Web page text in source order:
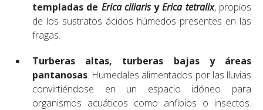
templadas de Erica ciliarisyErica tetralix, propios
de los sustratos ácidos húmedos presentes en las
fragas.
Turberas altas, turberas bajas y áreas
pantanosas. Humedales alimentados por las lluvias
convirtiéndose en un espacio idóneo para
organismos acuáticos como anfibios o insectos.